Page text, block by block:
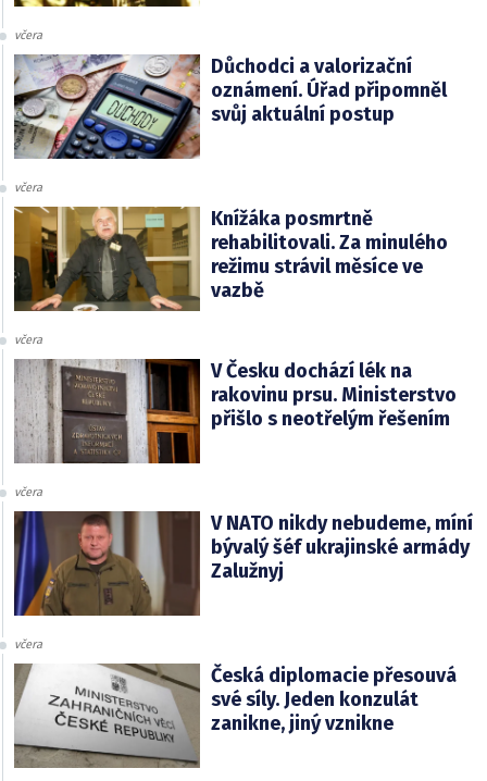
včera
Důchodci a valorizační
oznámení. Úřad připomněl
svůj aktuální postup
včera
Knížáka posmrtně
rehabilitovali. Za minulého
režimu strávil měsíce ve
vazbě
včera
V Česku dochází lék na
rakovinu prsu. Ministerstvo
přišlo s neotřelým řešením
včera
V NATO nikdy nebudeme, míní
bývalý šéf ukrajinské armády
Zalužnyj
včera
Česká diplomacie přesouvá
své síly. Jeden konzulát
zanikne, jiný vznikne